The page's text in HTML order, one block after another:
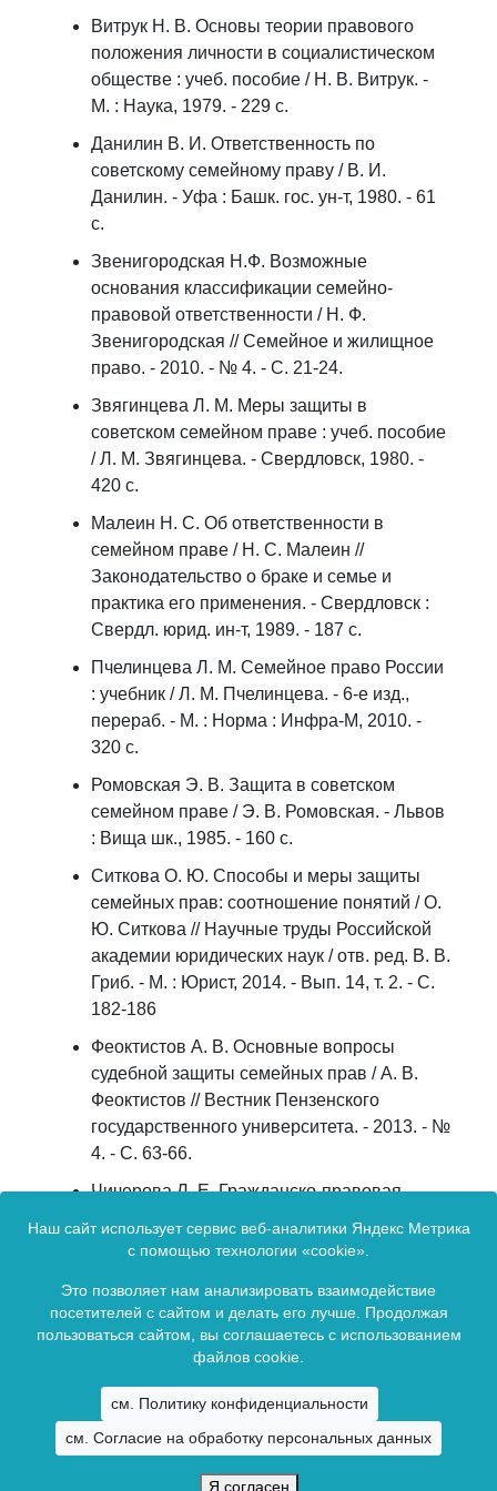
Витрук Н. В. Основы теории правового
положения личности в социалистическом
обществе : учеб. пособие / Н. В. Витрук. -
М. : Наука, 1979. - 229 с.
Данилин В. И. Ответственность по
советскому семейному праву / B. И.
Данилин. - Уфа : Башк. гос. ун-т, 1980. - 61
с.
Звенигородская Н.Ф. Возможные
основания классификации семейно-
правовой ответственности / Н. Ф.
Звенигородская // Семейное и жилищное
право. - 2010. - № 4. - С. 21-24.
Звягинцева Л. М. Меры защиты в
советском семейном праве : учеб. пособие
/ Л. М. Звягинцева. - Свердловск, 1980. -
420 c.
Малеин Н. С. Об ответственности в
семейном праве / Н. С. Малеин //
Законодательство о браке и семье и
практика его применения. - Свердловск :
Свердл. юрид. ин-т, 1989. - 187 с.
Пчелинцева Л. М. Семейное право России
: учебник / Л. М. Пчелинцева. - 6-е изд.,
перераб. - М. : Норма : Инфра-М, 2010. -
320 c.
Ромовская Э. В. Защита в советском
семейном праве / Э. В. Ромовская. - Львов
: Вища шк., 1985. - 160 с.
Ситкова О. Ю. Способы и меры защиты
семейных прав: соотношение понятий / О.
Ю. Ситкова // Научные труды Российской
академии юридических наук / отв. ред. В. В.
Гриб. - М. : Юрист, 2014. - Вып. 14, т. 2. - С.
182-186
Феоктистов А. В. Основные вопросы
судебной защиты семейных прав / А. В.
Феоктистов // Вестник Пензенского
государственного университета. - 2013. - №
4. - C. 63-66.
Чичерова Л. Е. Гражданско-правовая
Чичерова // Цивилистические записки. - М. :
кодификации гражданского
законодательства в России. - 593 с.
Наш сайт использует сервис веб-аналитики Яндекс Метрика
с помощью технологии «cookie».
Это позволяет нам анализировать взаимодействие
посетителей с сайтом и делать его лучше. Продолжая
пользоваться сайтом, вы соглашаетесь с использованием
файлов cookie.
см. Политику конфиденциальности
см. Согласие на обработку персональных данных
Я согласен
Сетевое издание зарегистрировано в Федеральной службой по
надзору в сфере связи, информационных технологий и массовых
коммуникаций (Роскомнадзор).
Свидетельство о регистрации ЭЛ № ФС77-65694 от 13 мая 2016 г.
2026. Все права зарезервированы.